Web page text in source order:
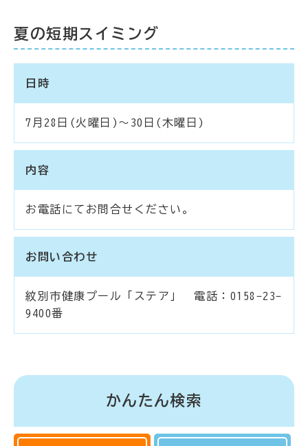
夏の短期スイミング
日時
7月28日(火曜日)～30日(木曜日)
内容
お電話にてお問合せください。
お問い合わせ
紋別市健康プール「ステア」 電話：0158-23-
9400番
かんたん検索